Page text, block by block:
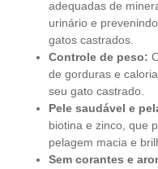
adequadas de
urinário e
gatos castrados.
Controle de peso:
de gorduras e
seu gato castrado.
Pele saudável e
biotina e zinco, que
pelagem macia e
Sem corantes e